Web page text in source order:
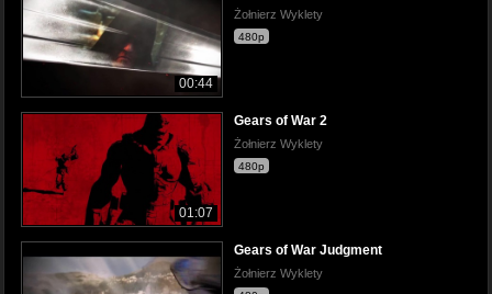
00:44
Żołnierz Wyklety
480p
01:07
Gears of War 2
Żołnierz Wyklety
480p
Gears of War Judgment
Żołnierz Wyklety